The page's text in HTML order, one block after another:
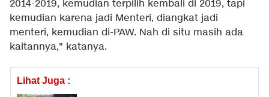
2014-2019, kemudian terpilih kembali di 2019, tapi
kemudian karena jadi Menteri, diangkat jadi
menteri, kemudian di-PAW. Nah di situ masih ada
kaitannya," katanya.
Lihat Juga :